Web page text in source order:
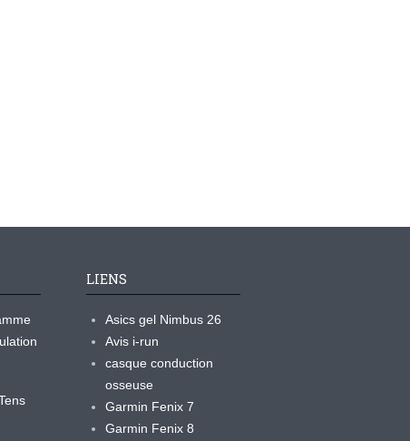
LIENS
Asics gel Nimbus 26
Avis i-run
casque conduction
osseuse
Garmin Fenix 7
Garmin Fenix 8